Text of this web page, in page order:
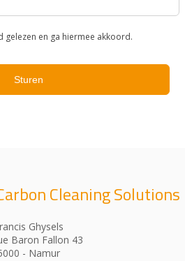
gelezen en ga hiermee akkoord.
Cleaning Solutions
Ghysels
Baron Fallon 43
- Namur